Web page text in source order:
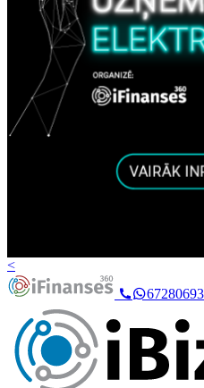
<
67280693